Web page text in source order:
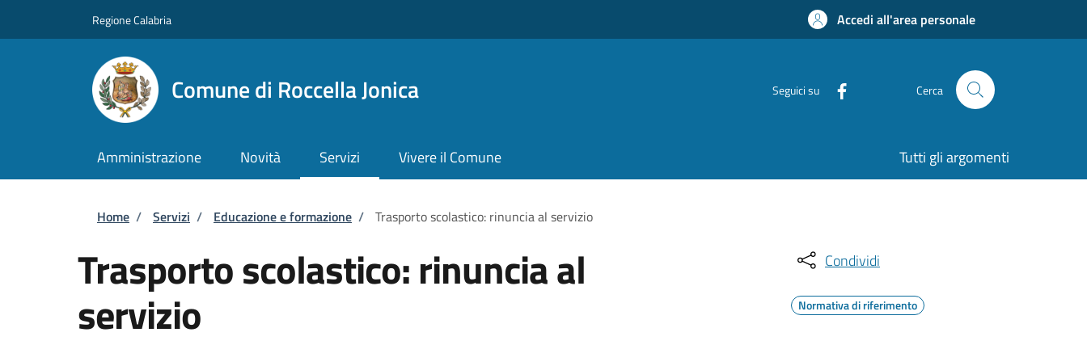
Regione Calabria Accedi all'area personale
Comune di Roccella Jonica Seguici su Cerca
Amministrazione Novità Servizi Vivere il Comune Tutti gli argomenti
Briciole di pane
Home / Servizi / Educazione e formazione / Trasporto scolastico: rinuncia al servizio
Trasporto scolastico: rinuncia al
servizio
Condividi
Normativa di riferimento